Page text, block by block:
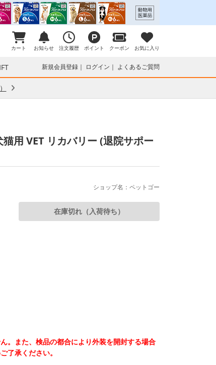
カート お知らせ 注文履歴 ポイント クーポン お気に入り
新規会員登録 ログイン よくあるご質問
用 VET リカバリー (退院サポー
ショップ名：ペットゴー
在庫切れ（入荷待ち）
。また、検品の都合により外装を開封する場合
了承ください。